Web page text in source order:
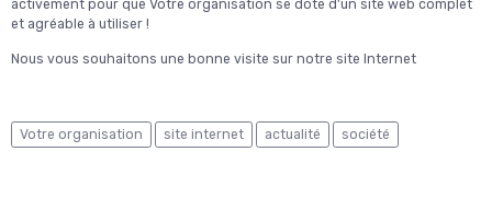
activement pour que Votre organisation se dote d'un site web complet
et agréable à utiliser !
Nous vous souhaitons une bonne visite sur notre site Internet
Votre organisation site internet actualité société